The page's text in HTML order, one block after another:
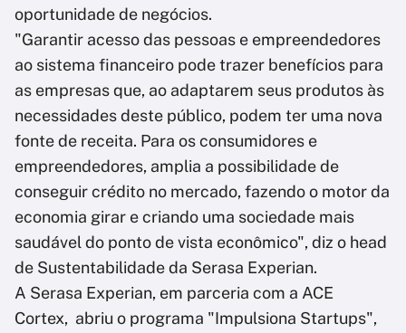
oportunidade de negócios.
"Garantir acesso das pessoas e empreendedores
ao sistema financeiro pode trazer benefícios para
as empresas que, ao adaptarem seus produtos às
necessidades deste público, podem ter uma nova
fonte de receita. Para os consumidores e
empreendedores, amplia a possibilidade de
conseguir crédito no mercado, fazendo o motor da
economia girar e criando uma sociedade mais
saudável do ponto de vista econômico", diz o head
de Sustentabilidade da Serasa Experian.
A Serasa Experian, em parceria com a ACE
Cortex, abriu o programa "Impulsiona Startups",